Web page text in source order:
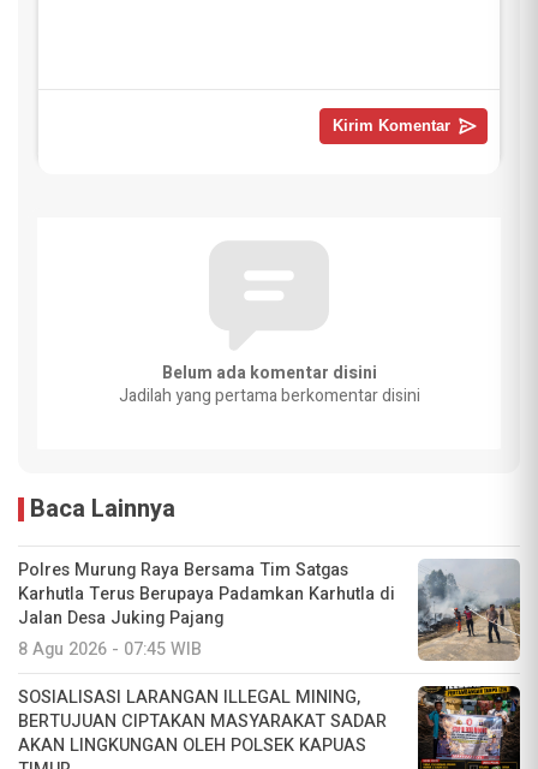
Belum ada komentar disini
Jadilah yang pertama berkomentar disini
Baca Lainnya
Polres Murung Raya Bersama Tim Satgas
Karhutla Terus Berupaya Padamkan Karhutla di
Jalan Desa Juking Pajang
8 Agu 2026 - 07:45 WIB
SOSIALISASI LARANGAN ILLEGAL MINING,
BERTUJUAN CIPTAKAN MASYARAKAT SADAR
AKAN LINGKUNGAN OLEH POLSEK KAPUAS